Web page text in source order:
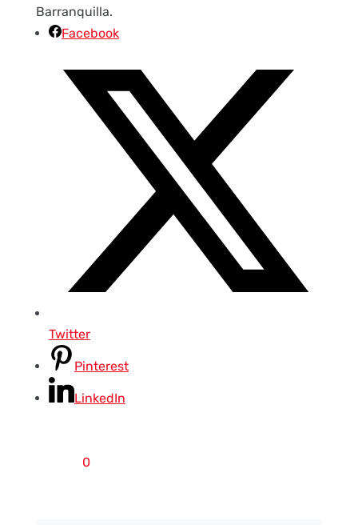
Barranquilla.
Facebook
Twitter
Pinterest
LinkedIn
0